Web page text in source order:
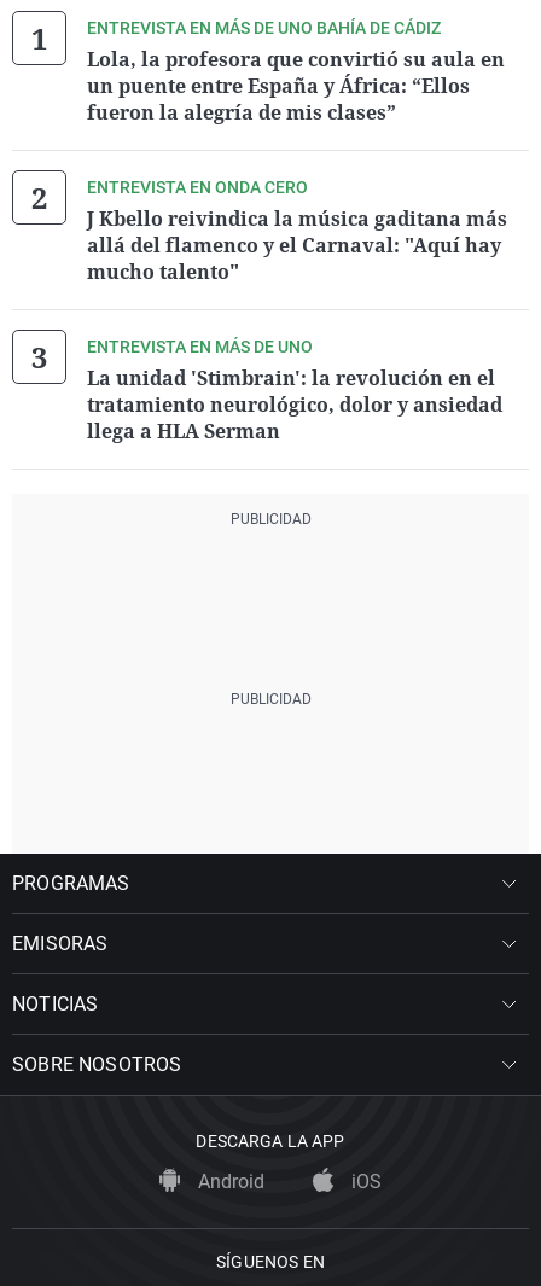
ENTREVISTA EN MÁS DE UNO BAHÍA DE CÁDIZ
Lola, la profesora que convirtió su aula en
un puente entre España y África: “Ellos
fueron la alegría de mis clases”
ENTREVISTA EN ONDA CERO
J Kbello reivindica la música gaditana más
allá del flamenco y el Carnaval: "Aquí hay
mucho talento"
ENTREVISTA EN MÁS DE UNO
La unidad 'Stimbrain': la revolución en el
tratamiento neurológico, dolor y ansiedad
llega a HLA Serman
PROGRAMAS
EMISORAS
NOTICIAS
SOBRE NOSOTROS
DESCARGA LA APP
Android iOS
SÍGUENOS EN